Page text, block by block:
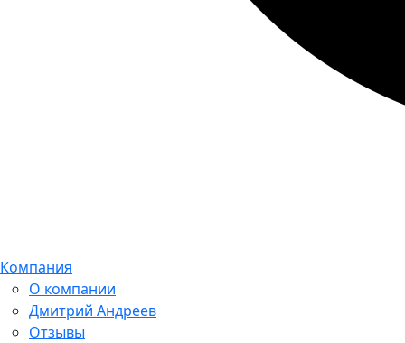
Компания
О компании
Дмитрий Андреев
Отзывы